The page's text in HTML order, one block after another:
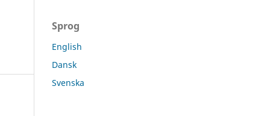
Sprog
English
Dansk
Svenska